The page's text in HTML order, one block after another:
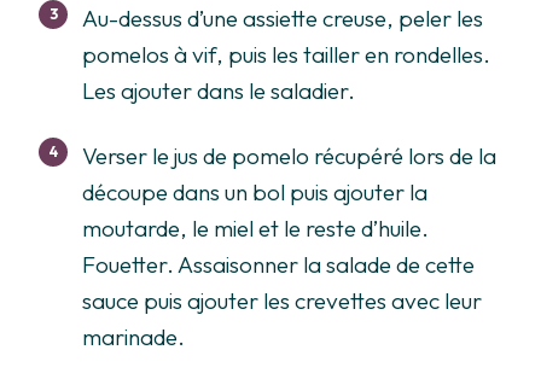
Au-dessus d’une assiette creuse, peler les
pomelos à vif, puis les tailler en rondelles.
Les ajouter dans le saladier.
Verser le jus de pomelo récupéré lors de la
découpe dans un bol puis ajouter la
moutarde, le miel et le reste d’huile.
Fouetter. Assaisonner la salade de cette
sauce puis ajouter les crevettes avec leur
marinade.